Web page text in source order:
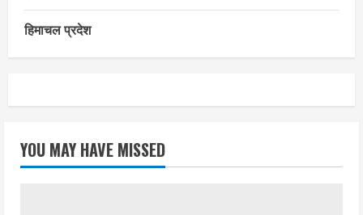
हिमाचल प्रदेश
YOU MAY HAVE MISSED